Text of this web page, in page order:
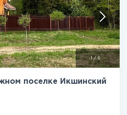
1/6
поселке Икшинский